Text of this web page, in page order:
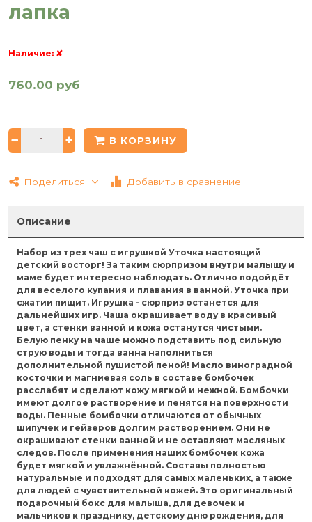
лапка
Наличие: ✘
760.00 руб
В КОРЗИНУ
Поделиться Добавить в сравнение
Описание
Набор из трех чаш с игрушкой Уточка настоящий
детский восторг! За таким сюрпризом внутри малышу и
маме будет интересно наблюдать. Отлично подойдёт
для веселого купания и плавания в ванной. Уточка при
сжатии пищит. Игрушка - сюрприз останется для
дальнейших игр. Чаша окрашивает воду в красивый
цвет, а стенки ванной и кожа останутся чистыми.
Белую пенку на чаше можно подставить под сильную
струю воды и тогда ванна наполниться
дополнительной пушистой пеной! Масло виноградной
косточки и магниевая соль в составе бомбочек
расслабят и сделают кожу мягкой и нежной. Бомбочки
имеют долгое растворение и пенятся на поверхности
воды. Пенные бомбочки отличаются от обычных
шипучек и гейзеров долгим растворением. Они не
окрашивают стенки ванной и не оставляют масляных
следов. После применения наших бомбочек кожа
будет мягкой и увлажнённой. Составы полностью
натуральные и подходят для самых маленьких, а также
для людей с чувствительной кожей. Это оригинальный
подарочный бокс для малыша, для девочек и
мальчиков к празднику, детскому дню рождения, для